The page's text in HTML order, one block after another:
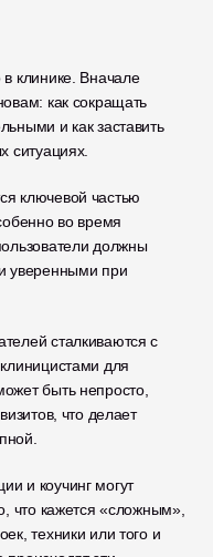
клинике. Вначале
как сокращать
и как заставить
ситуациях.
ключевой частью
во время
должны
уверенными при
сталкиваются с
для
быть непросто,
что делает
и коучинг могут
что кажется «сложным»,
техники или того и